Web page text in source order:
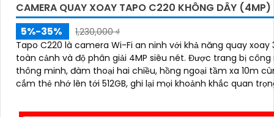
CAMERA QUAY XOAY TAPO C220 KHÔNG DÂY (4MP)
5%-35%
1,230,000 ₫
Tapo C220 là camera Wi-Fi an ninh với khả năng quay xoay
toàn cảnh và độ phân giải 4MP siêu nét. Được trang bị công nghệ AI
thông minh, đàm thoại hai chiều, hồng ngoại tầm xa 10m
cắm thẻ nhớ lên tới 512GB, ghi lại mọi khoảnh khắc quan